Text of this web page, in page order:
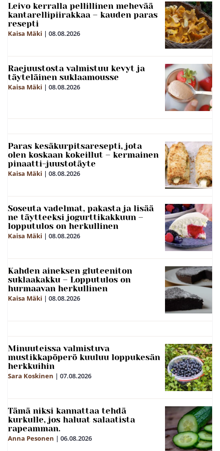
Leivo kerralla pellillinen mehevää
kantarellipiirakkaa – kauden paras
resepti
Kaisa Mäki | 08.08.2026
Raejuustosta valmistuu kevyt ja
täyteläinen suklaamousse
Kaisa Mäki | 08.08.2026
Paras kesäkurpitsaresepti, jota
olen koskaan kokeillut – kermainen
pinaatti-juustotäyte
Kaisa Mäki | 08.08.2026
Soseuta vadelmat, pakasta ja lisää
ne täytteeksi jogurttikakkuun –
lopputulos on herkullinen
Kaisa Mäki | 08.08.2026
Kahden aineksen gluteeniton
suklaakakku – Lopputulos on
hurmaavan herkullinen
Kaisa Mäki | 08.08.2026
Minuuteissa valmistuva
mustikkapöperö kuuluu loppukesän
herkkuihin
Sara Koskinen | 07.08.2026
Tämä niksi kannattaa tehdä
kurkulle, jos haluat salaatista
rapeamman.
Anna Pesonen | 06.08.2026